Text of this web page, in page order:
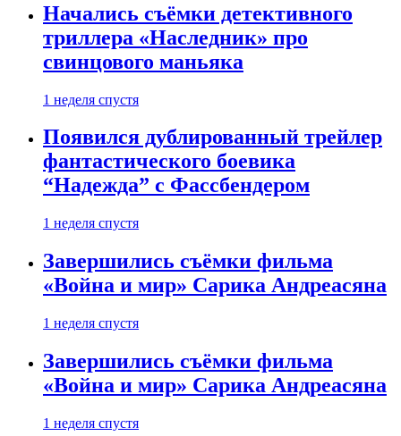
Начались съёмки детективного
триллера «Наследник» про
свинцового маньяка
1 неделя спустя
Появился дублированный трейлер
фантастического боевика
“Надежда” с Фассбендером
1 неделя спустя
Завершились съёмки фильма
«Война и мир» Сарика Андреасяна
1 неделя спустя
Завершились съёмки фильма
«Война и мир» Сарика Андреасяна
1 неделя спустя